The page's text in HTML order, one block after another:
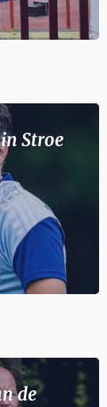
Stroe
de